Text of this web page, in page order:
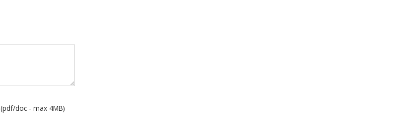
(pdf/doc - max 4MB)